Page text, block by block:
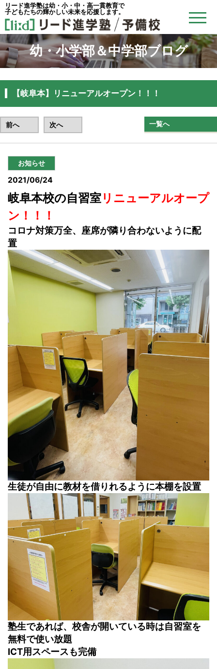
リード進学塾は幼・小・中・高一貫教育で
子どもたちの輝かしい未来を応援します。
幼・小学部＆中学部ブログ
【岐阜本】リニューアルオープン！！！
前へ 次へ 一覧へ
お知らせ
2021/06/24
岐阜本校の自習室リニューアルオープ
ン！！！
コロナ対策万全、座席が隣り合わないように配
置
生徒が自由に教材を借りれるように本棚を設置
塾生であれば、校舎が開いている時は自習室を
無料で使い放題
ICT用スペースも完備